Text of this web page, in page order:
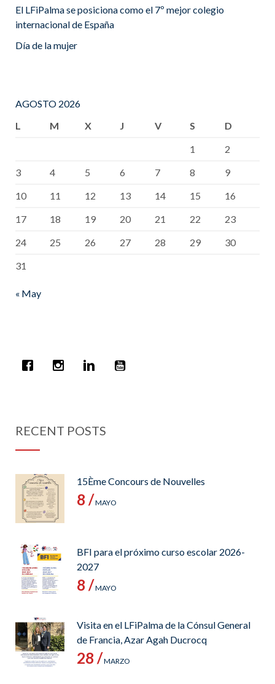
El LFiPalma se posiciona como el 7º mejor colegio
internacional de España
Día de la mujer
AGOSTO 2026
L
M X J V S
D
1
2
3
4 5 6 7 8
9
10
11 12 13 14 15
16
17
18 19 20 21 22
23
24
25 26 27 28 29
30
31
« May
RECENT POSTS
15Ème Concours de Nouvelles
8 /MAYO
BFI para el próximo curso escolar 2026-
2027
8 /MAYO
Visita en el LFiPalma de la Cónsul General
de Francia, Azar Agah Ducrocq
28 /MARZO